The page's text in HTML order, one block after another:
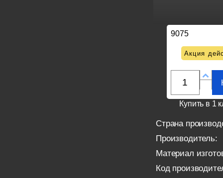
9075
Акция
Купить в 1
Страна
Производитель:
Материал
Код